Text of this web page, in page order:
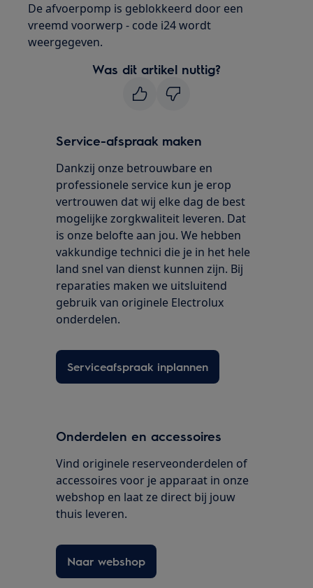
De afvoerpomp is geblokkeerd door een
vreemd voorwerp - code i24 wordt
weergegeven.
Was dit artikel nuttig?
Service-afspraak maken
Dankzij onze betrouwbare en
professionele service kun je erop
vertrouwen dat wij elke dag de best
mogelijke zorgkwaliteit leveren. Dat
is onze belofte aan jou. We hebben
vakkundige technici die je in het hele
land snel van dienst kunnen zijn. Bij
reparaties maken we uitsluitend
gebruik van originele Electrolux
onderdelen.
Serviceafspraak inplannen
Onderdelen en accessoires
Vind originele reserveonderdelen of
accessoires voor je apparaat in onze
webshop en laat ze direct bij jouw
thuis leveren.
Naar webshop